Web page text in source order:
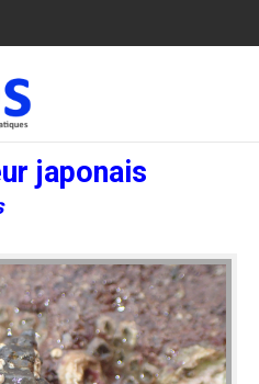
japonais